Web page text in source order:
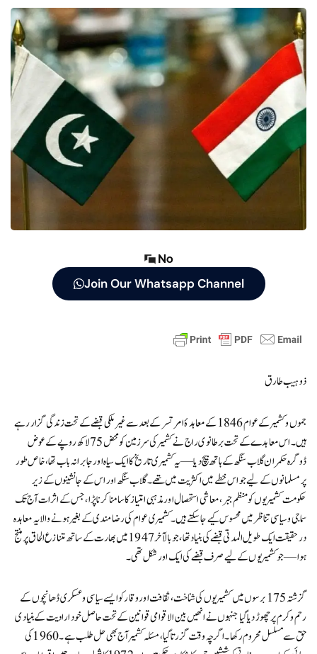
No
Join Our Whatsapp Channel
ذوہیب طارق
جموں و کشمیر کے عوام 1846 کے معاہدۂ امرتسر کے بعد سے غیر ملکی قبضے کے تحت زندگی گزار رہے
ہیں۔ اس معاہدے کے تحت برطانوی راج نے کشمیر کی سرزمین کو محض 75 لاکھ روپے کے عوض
ڈوگرہ حکمران گلاب سنگھ کے ہاتھ بیچ دیا—یہ کشمیری تاریخ کا ایک سیاہ اور جابرانہ باب تھا، خاص طور
پر مسلمانوں کے لیے جو اس خطے میں اکثریت میں تھے۔ گلاب سنگھ اور اس کے جانشینوں کے زیر
حکومت کشمیریوں کو منظم جبر، معاشی استحصال اور مذہبی امتیاز کا سامنا کرنا پڑا، جس کے اثرات آج تک
سماجی و سیاسی تناظر میں محسوس کیے جا سکتے ہیں۔ کشمیری عوام کی رضا مندی کے بغیر ہونے والا یہ معاہدہ
درحقیقت ایک طویل المدتی قبضے کی بنیاد تھا، جو بالآخر 1947 میں بھارت کے ساتھ متنازع الحاق پر منتج
ہوا—جو کشمیریوں کے لیے صرف قبضے کی ایک اور شکل تھی۔
گزشتہ 175 برسوں میں کشمیریوں کی شناخت، ثقافت اور وقار کو ایسے سیاسی و عسکری ڈھانچوں کے
رحم و کرم پر چھوڑ دیا گیا جنہوں نے انھیں بین الاقوامی قوانین کے تحت حاصل خودارادیت کے بنیادی
حق سے مسلسل محروم رکھا۔ اگرچہ وقت گزرتا گیا، مسئلہ کشمیر آج بھی حل طلب ہے۔ 1960 کی